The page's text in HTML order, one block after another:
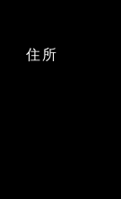
住所